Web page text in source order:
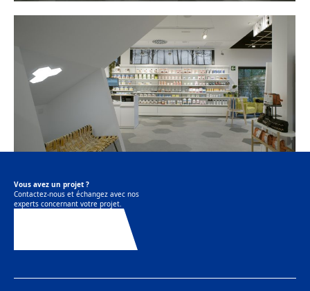
Vous avez un projet ?
Contactez-nous et échangez avec nos
experts concernant votre projet.